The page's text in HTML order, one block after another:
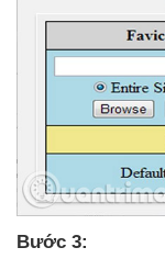
Bước 3: